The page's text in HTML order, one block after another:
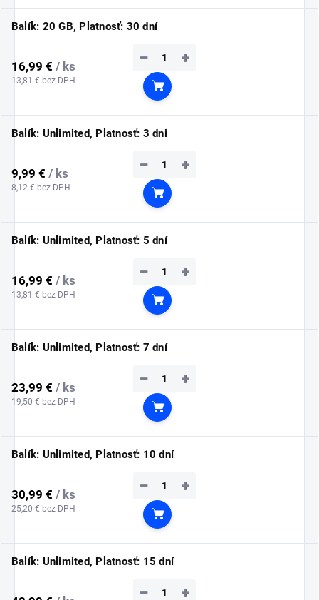
Balík: 20 GB, Platnosť: 30 dní
16,99 € / ks
13,81 € bez DPH
+
−
Do košíka
Balík: Unlimited, Platnosť: 3 dni
9,99 € / ks
8,12 € bez DPH
+
−
Do košíka
Balík: Unlimited, Platnosť: 5 dní
16,99 € / ks
13,81 € bez DPH
+
−
Do košíka
Balík: Unlimited, Platnosť: 7 dní
23,99 € / ks
19,50 € bez DPH
+
−
Do košíka
Balík: Unlimited, Platnosť: 10 dní
30,99 € / ks
25,20 € bez DPH
+
−
Do košíka
Balík: Unlimited, Platnosť: 15 dní
+
−